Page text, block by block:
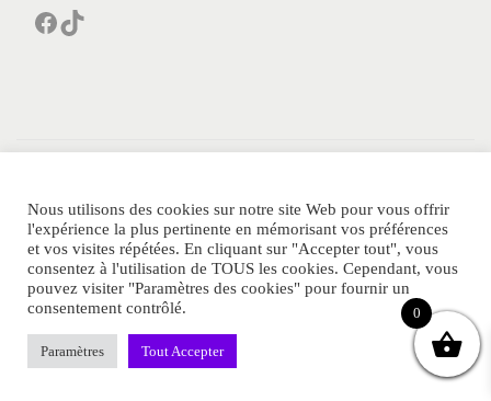
MENTIONS LEGALES
FAQ Blog
Nous utilisons des cookies sur notre site Web pour vous offrir
l'expérience la plus pertinente en mémorisant vos préférences
et vos visites répétées. En cliquant sur "Accepter tout", vous
consentez à l'utilisation de TOUS les cookies. Cependant, vous
pouvez visiter "Paramètres des cookies" pour fournir un
consentement contrôlé.
Paramètres Tout Accepter
0